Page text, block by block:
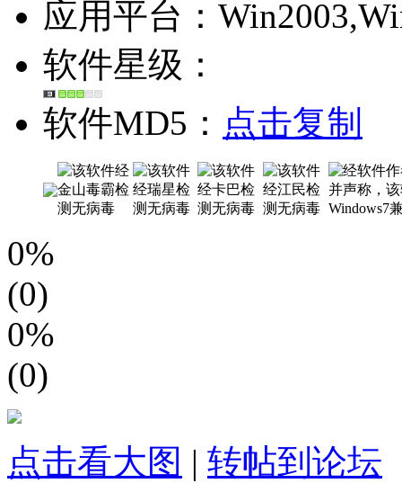
应用平台：
软件星级：
软件MD5： 点击复制
0%
(0)
0%
(0)
点击看大图 | 转帖到论坛